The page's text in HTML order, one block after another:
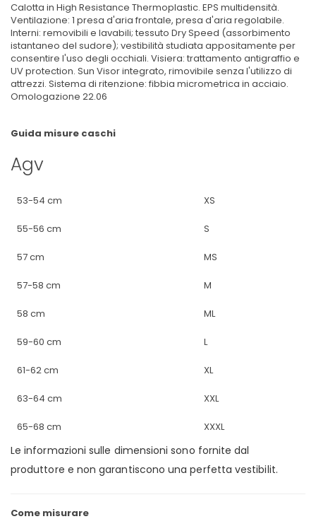
Calotta in High Resistance Thermoplastic. EPS multidensità.
Ventilazione: 1 presa d'aria frontale, presa d'aria regolabile.
Interni: removibili e lavabili; tessuto Dry Speed (assorbimento
istantaneo del sudore); vestibilità studiata appositamente per
consentire l'uso degli occhiali. Visiera: trattamento antigraffio e
UV protection. Sun Visor integrato, rimovibile senza l'utilizzo di
attrezzi. Sistema di ritenzione: fibbia micrometrica in acciaio.
Omologazione 22.06
Guida misure caschi
Agv
53-54 cm XS
55-56 cm S
57 cm MS
57-58 cm M
58 cm ML
59-60 cm L
61-62 cm XL
63-64 cm XXL
65-68 cm XXXL
Le informazioni sulle dimensioni sono fornite dal
produttore e non garantiscono una perfetta vestibilit.
Come misurare